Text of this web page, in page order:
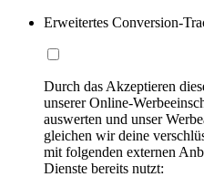
Erweitertes Conversion-
Durch das Akzeptieren
unserer Online-
auswerten und unser
gleichen wir deine
mit folgenden externen
Dienste bereits nutzt: